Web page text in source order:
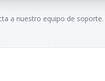
a nuestro equipo de soporte.